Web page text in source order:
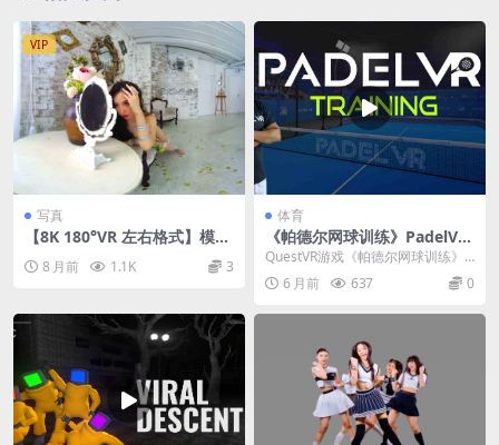
VIP
写真
【8K 180°VR 左右格式】模特
8 月前 1.1K 3
体育
《帕德尔网球训练》PadelVR
Training
QuestVR游戏《帕德尔网球训练》P
adelVR Training 是一款典型...
6 月前 637 0